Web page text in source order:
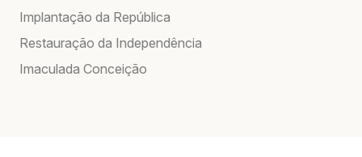
Implantação da República
Restauração da Independência
Imaculada Conceição